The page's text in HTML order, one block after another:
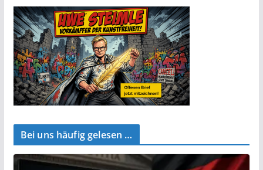
Bei uns häufig gelesen …